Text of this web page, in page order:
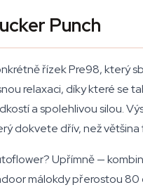
Punch
řízek Pre98, který
relaxaci, díky které se
a spolehlivou silou.
dokvete dřív, než
Upřímně —
málokdy přerostou